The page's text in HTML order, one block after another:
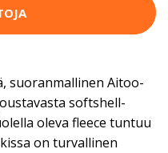
suoranmallinen Aitoo-
softshell-
oleva fleece tuntuu
on turvallinen